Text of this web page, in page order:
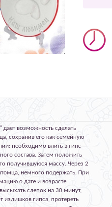
дает возможность сделать
сохранив его как семейную
необходимо влить в гипс
состава. Затем положить
получившуюся массу. Через 2
немного подержать. При
о дате и возрасте
слепок на 30 минут,
излишков гипса, протереть